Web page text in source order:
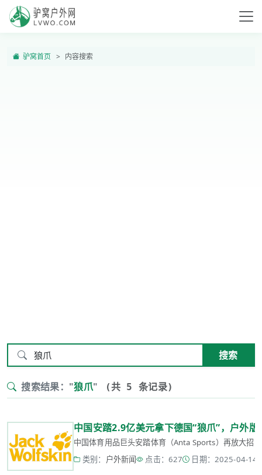
驴窝首页 内容搜索
搜索
搜索结果："狼爪" (共 5 条记录)
中国安踏2.9亿美元拿下德国“狼爪”，户外
中国体育用品巨头安踏体育（Anta Sports）再放大招
类别： 户外新闻 点击：627 日期：2025-04-14